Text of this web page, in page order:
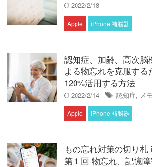
2022/2/18
Apple iPhone 補脳器
認知症、加齢、高次脳
よる物忘れを克服する
120%活用する方法
2022/2/14 認知症, メ
Apple iPhone 補脳器
もの忘れ対策の切り札
第１回 物忘れ、記憶障